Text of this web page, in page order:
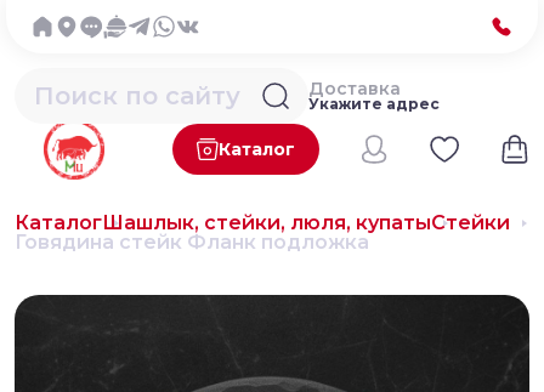
Каталог
Доставка
Укажите адрес
КаталогШашлык, стейки, люля, купатыСтейки
Говядина стейк Фланк подложка